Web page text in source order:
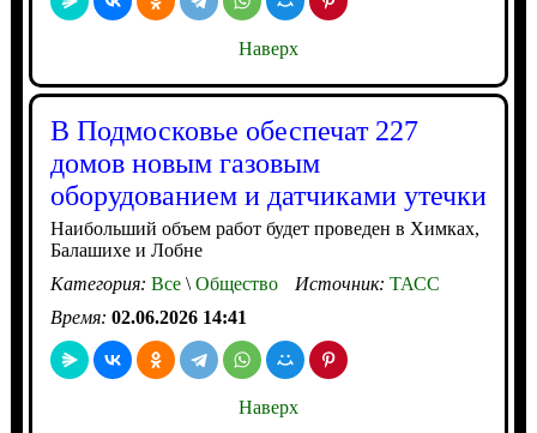
Наверх
В Подмосковье обеспечат 227
домов новым газовым
оборудованием и датчиками утечки
Наибольший объем работ будет проведен в Химках,
Балашихе и Лобне
Категория: Все\Общество Источник: ТАСС
Время: 02.06.2026 14:41
Наверх